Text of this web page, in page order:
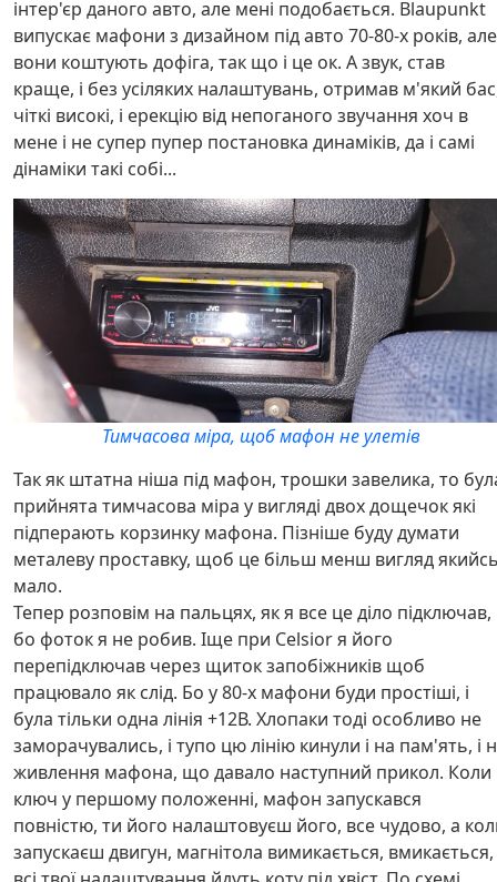
інтер'єр даного авто, але мені подобається. Blaupunkt
випускає мафони з дизайном під авто 70-80-х років, але
вони коштують дофіга, так що і це ок. А звук, став
краще, і без усіляких налаштувань, отримав м'який
чіткі високі, і ерекцію від непоганого звучання хоч в
мене і не супер пупер постановка динаміків, да і самі
дінаміки такі собі...
Тимчасова міра, щоб мафон не улетів
Так як штатна ніша під мафон, трошки завелика, то
прийнята тимчасова міра у вигляді двох дощечок які
підперають корзинку мафона. Пізніше буду думати
металеву проставку, щоб це більш менш вигляд
мало.
Тепер розповім на пальцях, як я все це діло підключав,
бо фоток я не робив. Іще при Celsior я його
перепідключав через щиток запобіжників щоб
працювало як слід. Бо у 80-х мафони буди простіші, і
була тільки одна лінія +12В. Хлопаки тоді особливо не
заморачувались, і тупо цю лінію кинули і на пам'ять, і
живлення мафона, що давало наступний прикол. Коли
ключ у першому положенні, мафон запускався
повністю, ти його налаштовуєш його, все чудово, а
запускаєш двигун, магнітола вимикається, вмикається,